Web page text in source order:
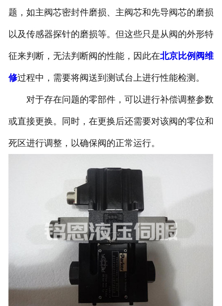
题，如主阀芯密封件磨损、主阀芯和先导阀芯的磨损
以及传感器探针的磨损等。但这些只是从阀的外形特
征来判断，无法判断阀的性能，因此在北京比例阀维
修过程中，需要将阀送到测试台上进行性能检测。
对于存在问题的零部件，可以进行补偿调整参数
或直接更换。同时，在更换后还需要对该阀的零位和
死区进行调整，以确保阀的正常运行。